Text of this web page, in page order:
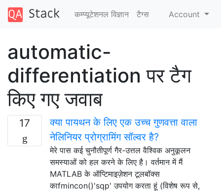
कम्प्यूटेशनल विज्ञान टैग्‍स Account
automatic-
differentiation पर टैग
किए गए जवाब
17
क्या पायथन के लिए एक उच्च गुणवत्ता वाला
नेलिनियर प्रोग्रामिंग सॉल्वर है?
मेरे पास कई चुनौतीपूर्ण गैर-उत्तल वैश्विक अनुकूलन
समस्याओं को हल करने के लिए है। वर्तमान में मैं
MATLAB के ऑप्टिमाइज़ेशन टूलबॉक्स
काfmincon()'sqp' उपयोग करता हूं (विशेष रूप से,